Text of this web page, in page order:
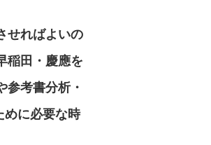
せればよいの
稲田・慶應を
参考書分析・
めに必要な時